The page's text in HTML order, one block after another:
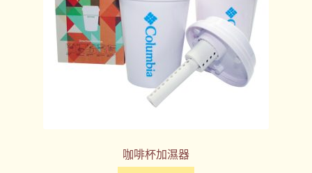
咖啡杯加濕器